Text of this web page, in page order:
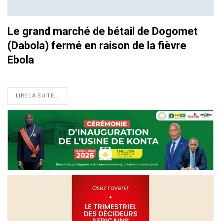
Le grand marché de bétail de Dogomet
(Dabola) fermé en raison de la fièvre
Ebola
LIRE LA SUITE...